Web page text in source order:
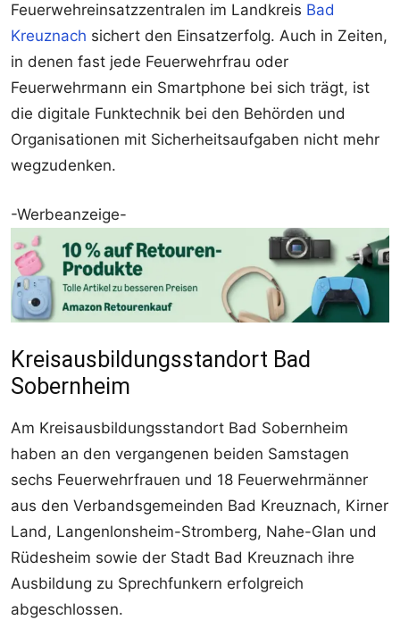
Feuerwehreinsatzzentralen im Landkreis Bad
Kreuznach sichert den Einsatzerfolg. Auch in Zeiten,
in denen fast jede Feuerwehrfrau oder
Feuerwehrmann ein Smartphone bei sich trägt, ist
die digitale Funktechnik bei den Behörden und
Organisationen mit Sicherheitsaufgaben nicht mehr
wegzudenken.
-Werbeanzeige-
Kreisausbildungsstandort Bad
Sobernheim
Am Kreisausbildungsstandort Bad Sobernheim
haben an den vergangenen beiden Samstagen
sechs Feuerwehrfrauen und 18 Feuerwehrmänner
aus den Verbandsgemeinden Bad Kreuznach, Kirner
Land, Langenlonsheim-Stromberg, Nahe-Glan und
Rüdesheim sowie der Stadt Bad Kreuznach ihre
Ausbildung zu Sprechfunkern erfolgreich
abgeschlossen.